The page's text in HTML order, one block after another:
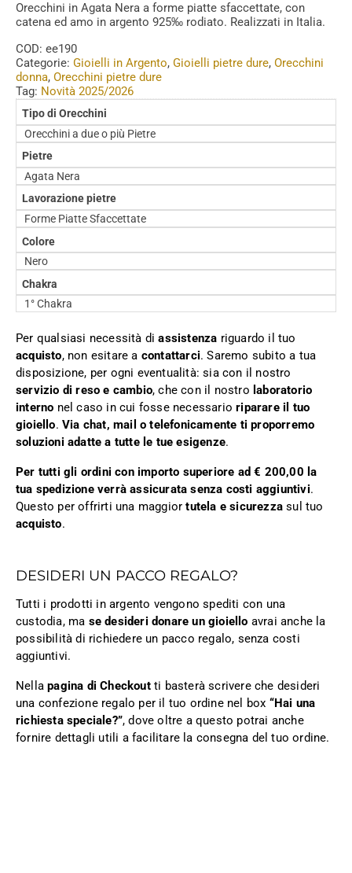
Orecchini in Agata Nera a forme piatte sfaccettate, con
catena ed amo in argento 925‰ rodiato. Realizzati in Italia.
COD: ee190
Categorie: Gioielli in Argento, Gioielli pietre dure, Orecchini
donna, Orecchini pietre dure
Tag: Novità 2025/2026
Tipo di Orecchini
Orecchini a due o più Pietre
Pietre
Agata Nera
Lavorazione pietre
Forme Piatte Sfaccettate
Colore
Nero
Chakra
1° Chakra
Per qualsiasi necessità diassistenza riguardo il tuo
acquisto, non esitare a contattarci. Saremo subito a tua
disposizione, per ogni eventualità: sia con il nostro
servizio di reso e cambio, che con il nostro laboratorio
interno nel caso in cui fosse necessarioriparare il tuo
gioiello.Via chat, mail o telefonicamente ti proporremo
soluzioni adatte a tutte le tue esigenze.
Per tutti gli ordini con importo superiore ad € 200,00 la
tua spedizione verrà assicurata senza costi aggiuntivi.
Questo per offrirti una maggiortutela e sicurezza sul tuo
acquisto.
DESIDERI UN PACCO REGALO?
Tutti i prodotti in argento vengono spediti con una
custodia, ma se desideri donare un gioiello avrai anche la
possibilità di richiedere un pacco regalo, senza costi
aggiuntivi.
Nellapagina di Checkoutti basterà scrivere che desideri
una confezione regalo per il tuo ordine nel box “Hai una
richiesta speciale?”, dove oltre a questo potrai anche
fornire dettagli utili a facilitare la consegna del tuo ordine.